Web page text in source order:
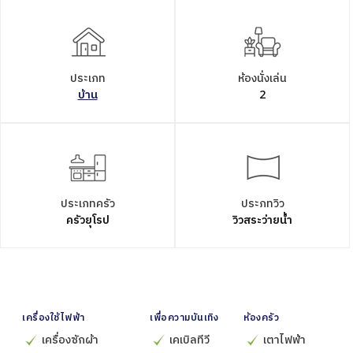
ประเภท
บ้าน
ห้องนั่งเล่น
2
ประเภทครัว
ครัวยุโรป
ประภทวิว
วิวสระว่ายน้ำ
เครื่องใช้ไฟฟ้า
เครื่องซักผ้า
เพื่อความบันเทิง
เคเบิลทีวี
ห้องครัว
เตาไฟฟ้า